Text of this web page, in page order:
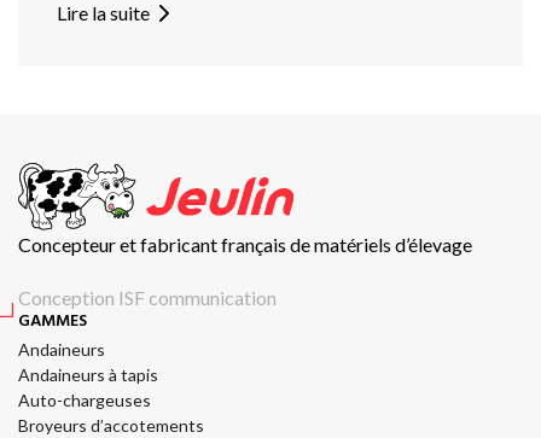
Lire la suite
Concepteur et fabricant français de matériels d’élevage
Conception ISF communication
GAMMES
Andaineurs
Andaineurs à tapis
Auto-chargeuses
Broyeurs d’accotements